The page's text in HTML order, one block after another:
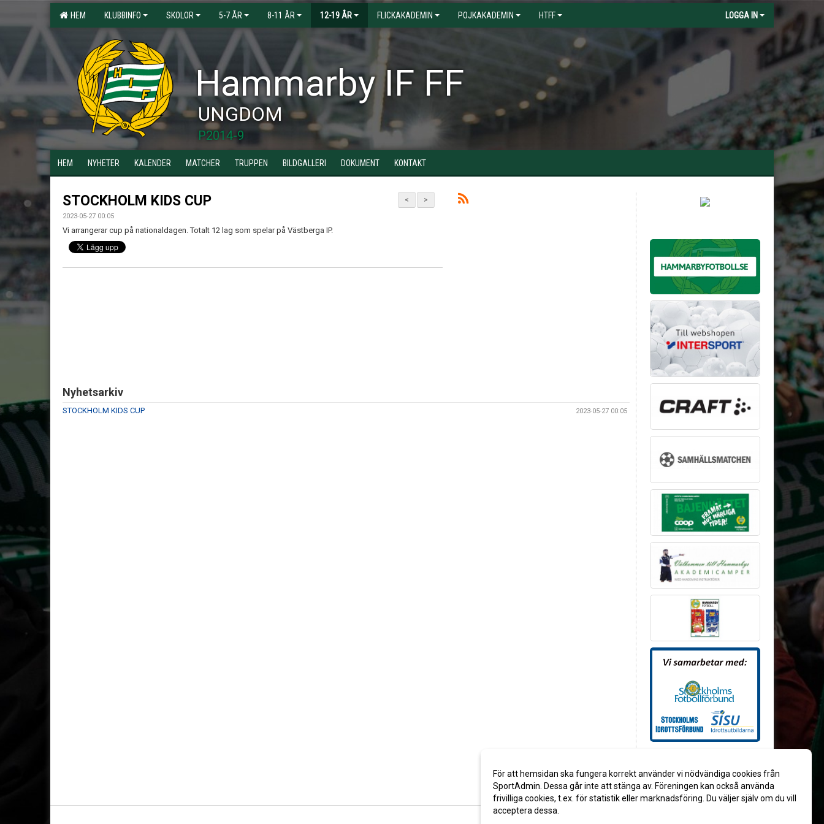
HEM KLUBBINFO SKOLOR 5-7 ÅR 8-11 ÅR 12-19 ÅR FLICKAKADEMIN POJKAKADEMIN HTFF LOGGA IN
Hammarby IF FF
UNGDOM
P2014-9
HEM NYHETER KALENDER MATCHER TRUPPEN BILDGALLERI DOKUMENT KONTAKT
>
<
STOCKHOLM KIDS CUP
2023-05-27 00:05
Vi arrangerar cup på nationaldagen. Totalt 12 lag som spelar på Västberga IP.
Nyhetsarkiv
STOCKHOLM KIDS CUP 2023-05-27 00:05
För att hemsidan ska fungera korrekt använder vi nödvändiga cookies från
SportAdmin. Dessa går inte att stänga av. Föreningen kan också använda
frivilliga cookies, t.ex. för statistik eller marknadsföring. Du väljer själv om du vill
acceptera dessa.